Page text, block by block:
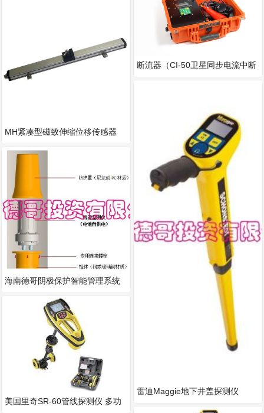
MH紧凑型磁致伸缩位移传感器
海南德哥阴极保护智能管理系统
美国里奇SR-60管线探测仪 多功
断流器（CI-50卫星同步电流中断
雷迪Maggie地下井盖探测仪